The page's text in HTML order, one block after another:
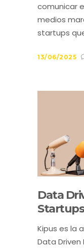
comunicar
medios
startups
13/06/2025
Data
Kipus es la
Data